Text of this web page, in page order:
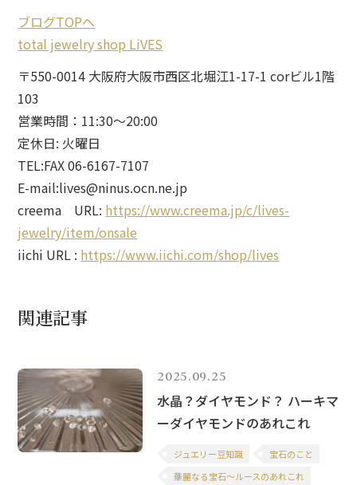
ブログTOPへ
total jewelry shop LiVES
〒550-0014 大阪府大阪市西区北堀江1-17-1 corビル1階
103
営業時間：11:30～20:00
定休日: 火曜日
TEL:FAX 06-6167-7107
E-mail:lives@ninus.ocn.ne.jp
creema URL: https://www.creema.jp/c/lives-
jewelry/item/onsale
iichi URL : https://www.iichi.com/shop/lives
関連記事
2025.09.25
水晶？ダイヤモンド？ ハーキマ
ーダイヤモンドのあれこれ
ジュエリー豆知識
宝石のこと
華麗なる宝石～ルースのあれこれ